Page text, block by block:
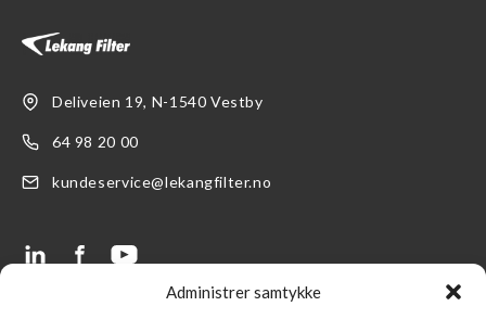
Administrer samtykke
Deliveien 19, N-1540 Vestby
64 98 20 00
kundeservice@lekangfilter.no